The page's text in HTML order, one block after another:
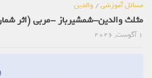
مسائل آموزشی/والدین
مثلث والدین-شمشیرباز -مربی (اثر شماره 854)